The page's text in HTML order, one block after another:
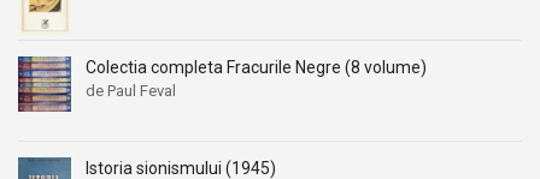
Colectia completa Fracurile Negre (8 volume)
de Paul Feval
Istoria sionismului (1945)